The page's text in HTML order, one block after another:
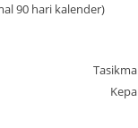
90 hari kalender)